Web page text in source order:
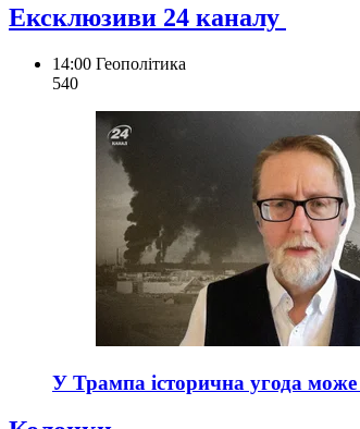
Ексклюзиви 24 каналу
14:00 Геополітика
540
У Трампа історична угода